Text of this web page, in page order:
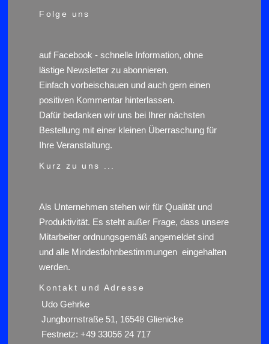
Folge uns
auf Facebook - schnelle Information, ohne
lästige Newsletter zu abonnieren.
Einfach vorbeischauen und auch gern einen
positiven Kommentar hinterlassen.
Dafür bedanken wir uns bei Ihrer nächsten
Bestellung mit einer kleinen Überraschung für
Ihre Veranstaltung.
Kurz zu uns ...
Als Unternehmen stehen wir für Qualität und
Produktivität. Es steht außer Frage, dass unsere
Mitarbeiter ordnungsgemäß angemeldet sind
und alle Mindestlohnbestimmungen eingehalten
werden.
Kontakt und Adresse
Udo Gehrke
Jungbornstraße 51, 16548 Glienicke
Festnetz: +49 33056 24 717